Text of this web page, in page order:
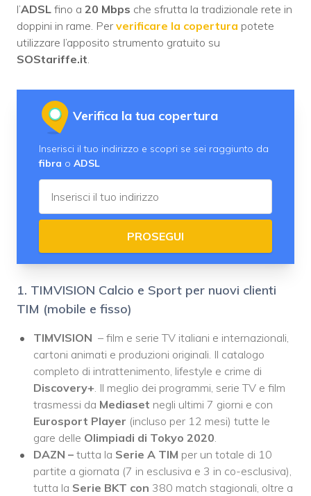
l’ADSL fino a 20 Mbps che sfrutta la tradizionale rete in
doppini in rame. Per verificare la copertura potete
utilizzare l’apposito strumento gratuito su
SOStariffe.it
Verifica la tua copertura
Inserisci il tuo indirizzo e scopri se sei raggiunto da
fibra o ADSL
PROSEGUI
1. TIMVISION Calcio e Sport per nuovi clienti
TIM (mobile e fisso)
TIMVISION – film e serie TV italiani e internazionali,
cartoni animati e produzioni originali. Il catalogo
completo di intrattenimento, lifestyle e crime di
Discovery+. Il meglio dei programmi, serie TV e film
trasmessi da Mediaset negli ultimi 7 giorni e con
Eurosport Player (incluso per 12 mesi) tutte le
gare delle Olimpiadi di Tokyo 2020.
DAZN – tutta la Serie A TIM per un totale di 10
partite a giornata (7 in esclusiva e 3 in co-esclusiva),
tutta la Serie BKT con 380 match stagionali, oltre a